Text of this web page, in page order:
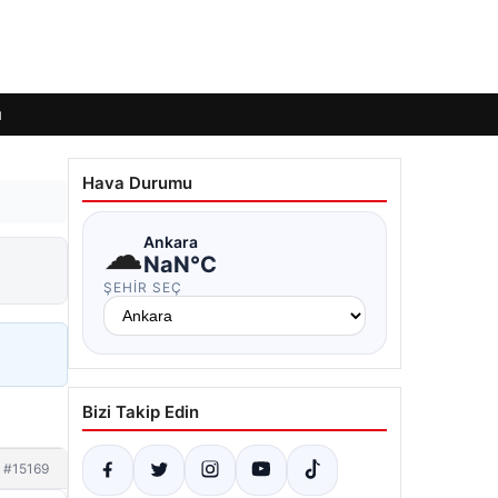
#15169
Hava Durumu
☁Ankara
NaN°C
ŞEHIR SEÇ
Bizi Takip Edin